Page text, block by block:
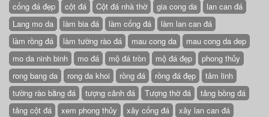
cổng đá đẹp
cột đá Cột đá nhà thờ gia cong da
lan can đá
Lang mo da
làm bia đá làm cổng đá
làm lan can đá
làm rồng đá
làm tường rào đá mau cong da
mau cong da dep
mo da ninh binh
mo đá mộ đá tròn mộ đá đẹp
phong thủy
rong bang da
rong da khoi rồng đá rồng đá đẹp
tâm linh
tường rào bằng đá
tượng cảnh đá Tượng thờ đá
tảng bồng đá
tảng cột đá
xem phong thủy xây cổng đá
xây lan can đá